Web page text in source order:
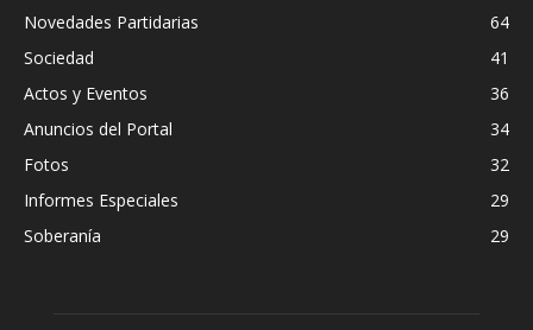
Novedades Partidarias
64
Sociedad
41
Actos y Eventos
36
Anuncios del Portal
34
Fotos
32
Informes Especiales
29
Soberanía
29